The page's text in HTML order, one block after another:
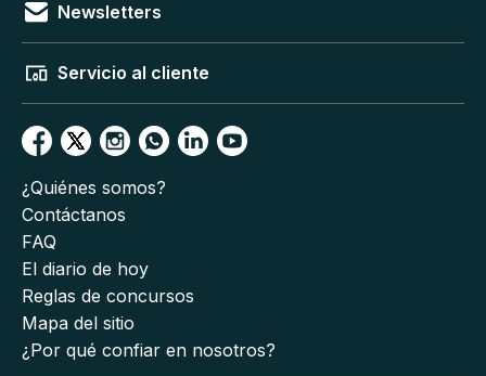
Newsletters
Servicio al cliente
¿Quiénes somos?
Contáctanos
FAQ
El diario de hoy
Reglas de concursos
Mapa del sitio
¿Por qué confiar en nosotros?